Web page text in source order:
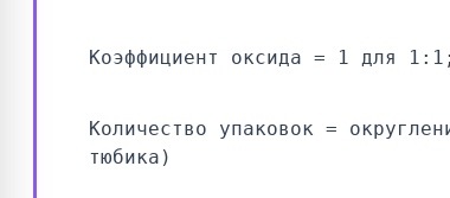
Коэффициент оксида = 1 для
Количество упаковок =
тюбика)